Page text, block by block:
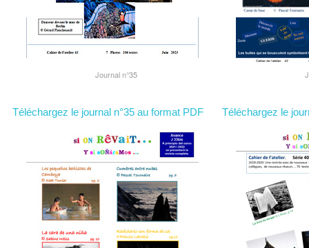
Journal n°35
Téléchargez le journal n°35 au format PDF Téléchargez le